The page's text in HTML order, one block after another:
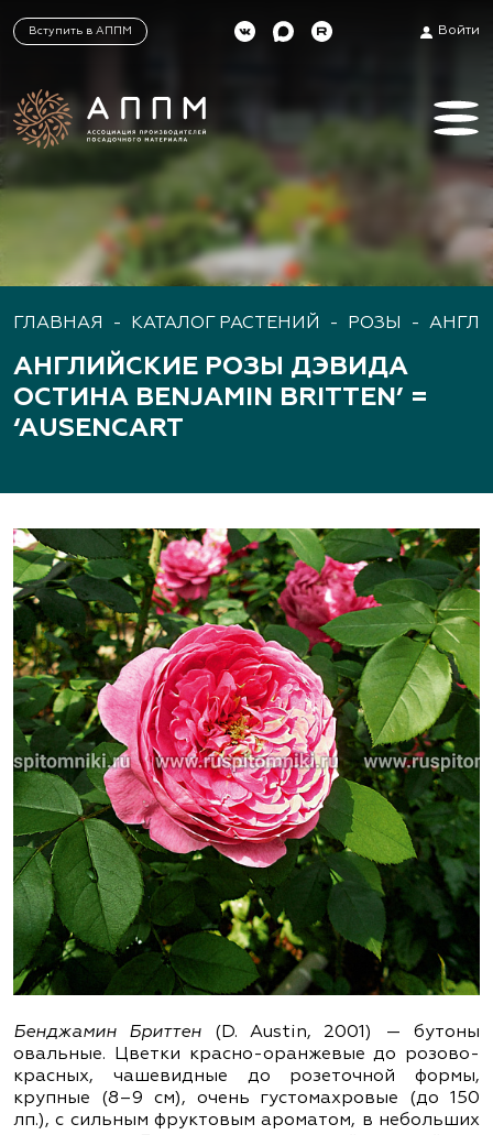
Вступить в АППМ Войти
ГЛАВНАЯ - КАТАЛОГ РАСТЕНИЙ - РОЗЫ -
АНГЛИЙСКИЕ РОЗЫ ДЭВИДА
ОСТИНА BENJAMIN BRITTEN’ =
‘AUSENCART
Бенджамин Бриттен (D. Austin, 2001) — бутоны
овальные. Цветки красно-оранжевые до розово-
красных, чашевидные до розеточной формы,
крупные (8–9 см), очень густомахровые (до 150
лп.), с сильным фруктовым ароматом, в небольших